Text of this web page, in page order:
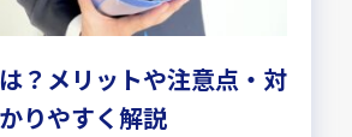
？メリットや注意点・対
りやすく解説